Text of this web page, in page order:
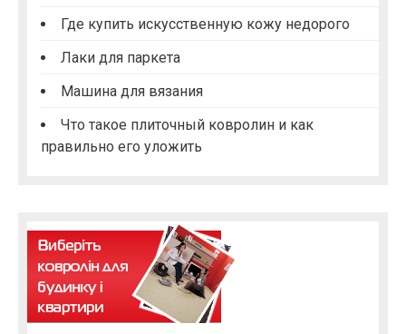
Где купить искусственную кожу недорого
Лаки для паркета
Машина для вязания
Что такое плиточный ковролин и как
правильно его уложить